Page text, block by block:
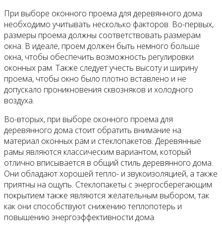
При выборе оконного проема для деревянного дома
необходимо учитывать несколько факторов. Во-первых,
размеры проема должны соответствовать размерам
окна. В идеале, проем должен быть немного больше
окна, чтобы обеспечить возможность регулировки
оконных рам. Также следует учесть высоту и ширину
проема, чтобы окно было плотно вставлено и не
допускало проникновения сквозняков и холодного
воздуха.
Во-вторых, при выборе оконного проема для
деревянного дома стоит обратить внимание на
материал оконных рам и стеклопакетов. Деревянные
рамы являются классическим вариантом, который
отлично вписывается в общий стиль деревянного дома.
Они обладают хорошей тепло- и звукоизоляцией, а также
приятны на ощупь. Стеклопакеты с энергосберегающим
покрытием также являются желательным выбором, так
как они способствуют снижению теплопотерь и
повышению энергоэффективности дома.